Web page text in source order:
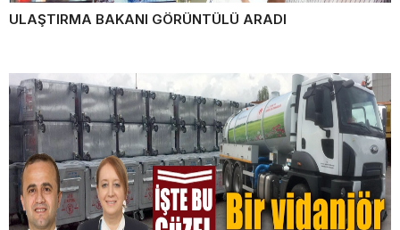
ULAŞTIRMA BAKANI GÖRÜNTÜLÜ ARADI